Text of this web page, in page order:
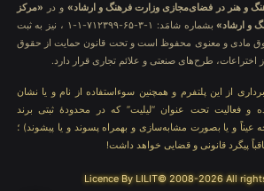
و هنر در فضای‌مجازی وزارت فرهنگ و ارشاد» و در «مرکز
و ارشاد»
بشماره شامَد: ۱-۳-۶۵-۷۱۲۳۹۹-۱-۱ ، نیز به ثبت
مادی و معنوی محفوظ است و تحت قانون حمایت از حقوق
اختراعات، طرح‌های صنعتی و علائم تجاری قرار دارد.
از این پلتفرم و همچنین سوءاستفاده از نام و یا نشان
و فعالیت تحت عنوان “لیلیت” که در محدودهٔ ثبتی برند
عیناً و یا بصورت مشابه‌سازی و بهمراه پسوند و یا پیشوند) ؛
پیگرد قانونی و قضایی خواهد داشت!
Licence By LILIT© 2008-2026 All